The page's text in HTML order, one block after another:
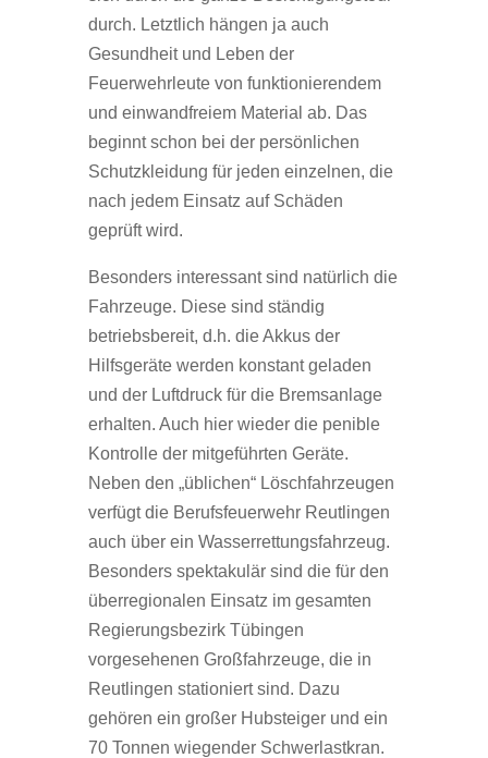
durch. Letztlich hängen ja auch
Gesundheit und Leben der
Feuerwehrleute von funktionierendem
und einwandfreiem Material ab. Das
beginnt schon bei der persönlichen
Schutzkleidung für jeden einzelnen, die
nach jedem Einsatz auf Schäden
geprüft wird.
Besonders interessant sind natürlich die
Fahrzeuge. Diese sind ständig
betriebsbereit, d.h. die Akkus der
Hilfsgeräte werden konstant geladen
und der Luftdruck für die Bremsanlage
erhalten. Auch hier wieder die penible
Kontrolle der mitgeführten Geräte.
Neben den „üblichen“ Löschfahrzeugen
verfügt die Berufsfeuerwehr Reutlingen
auch über ein Wasserrettungsfahrzeug.
Besonders spektakulär sind die für den
überregionalen Einsatz im gesamten
Regierungsbezirk Tübingen
vorgesehenen Großfahrzeuge, die in
Reutlingen stationiert sind. Dazu
gehören ein großer Hubsteiger und ein
70 Tonnen wiegender Schwerlastkran.